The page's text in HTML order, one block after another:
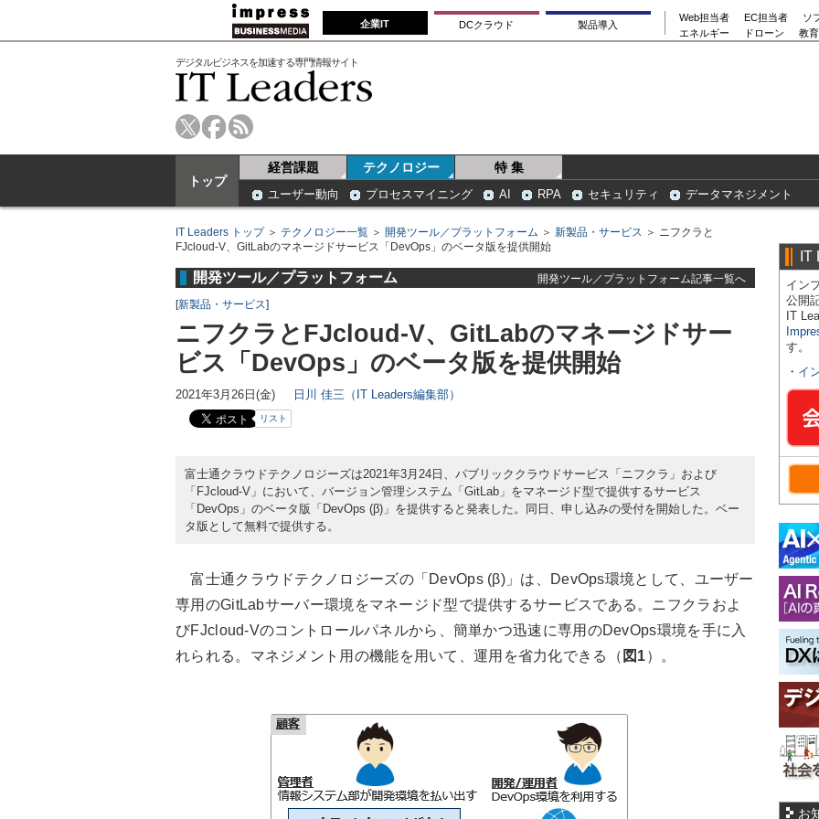
企業IT DCクラウド 製品導入
Web担当者 EC担当者
ソ
エネルギー
ドローン 教
デジタルビジネスを加速する専門情報サイト
トップ
経営課題 テクノロジー 特 集
ユーザー動向 プロセスマイニング AI RPA セキュリティ データマネジメント
IT Leaders トップ＞ テクノロジー一覧 ＞ 開発ツール／プラットフォーム ＞ 新製品・サービス ＞ ニフクラと
FJcloud-V、GitLabのマネージドサービス「DevOps」のベータ版を提供開始
開発ツール／プラットフォーム
開発ツール／プラットフォーム記事一覧へ
[新製品・サービス]
ニフクラとFJcloud-V、GitLabのマネージドサー
ビス「DevOps」のベータ版を提供開始
2021年3月26日(金) 日川 佳三（IT Leaders編集部）
リスト
富士通クラウドテクノロジーズは2021年3月24日、パブリッククラウドサービス「ニフクラ」および
「FJcloud-V」において、バージョン管理システム「GitLab」をマネージド型で提供するサービス
「DevOps」のベータ版「DevOps (β)」を提供すると発表した。同日、申し込みの受付を開始した。ベー
タ版として無料で提供する。
富士通クラウドテクノロジーズの「DevOps (β)」は、DevOps環境として、ユーザー
専用のGitLabサーバー環境をマネージド型で提供するサービスである。ニフクラおよ
びFJcloud-Vのコントロールパネルから、簡単かつ迅速に専用のDevOps環境を手に入
れられる。マネジメント用の機能を用いて、運用を省力化できる（ 図1）。
IT
イン
公開
IT
す。
・ イ
お